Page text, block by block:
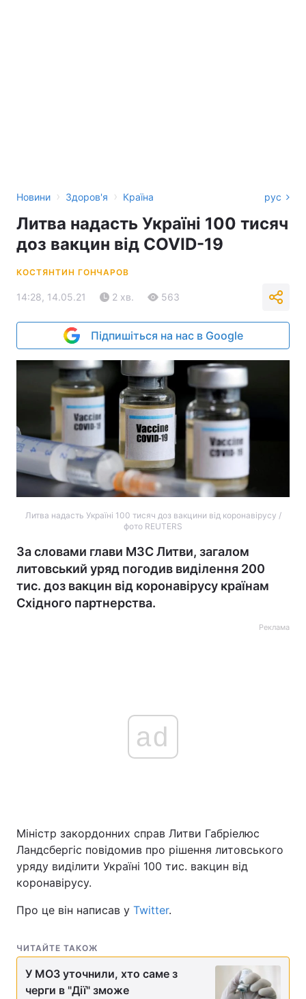
Новини › Здоров'я › Країна рус
Литва надасть Україні 100 тисяч
доз вакцин від COVID-19
КОСТЯНТИН ГОНЧАРОВ
14:28, 14.05.21 2 хв. 563
Підпишіться на нас в Google
Литва надасть Україні 100 тисяч доз вакцини від коронавірусу /
фото REUTERS
За словами глави МЗС Литви, загалом
литовський уряд погодив виділення 200
тис. доз вакцин від коронавірусу країнам
Східного партнерства.
Реклама
ad
Міністр закордонних справ Литви Габріелюс
Ландсбергіс повідомив про рішення литовського
уряду виділити Україні 100 тис. вакцин від
коронавірусу.
Про це він написав у Twitter.
ЧИТАЙТЕ ТАКОЖ
У МОЗ уточнили, хто саме з
черги в "Дії" зможе